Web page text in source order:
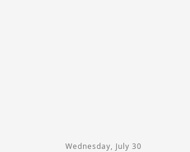
Wednesday, July 30